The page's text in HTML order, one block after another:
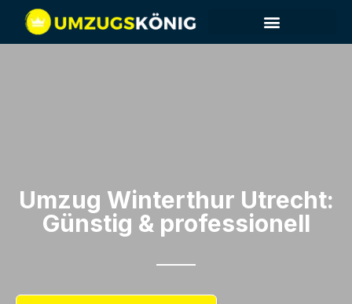
Umzug Winterthur​ Utrecht:
Günstig & professionell​